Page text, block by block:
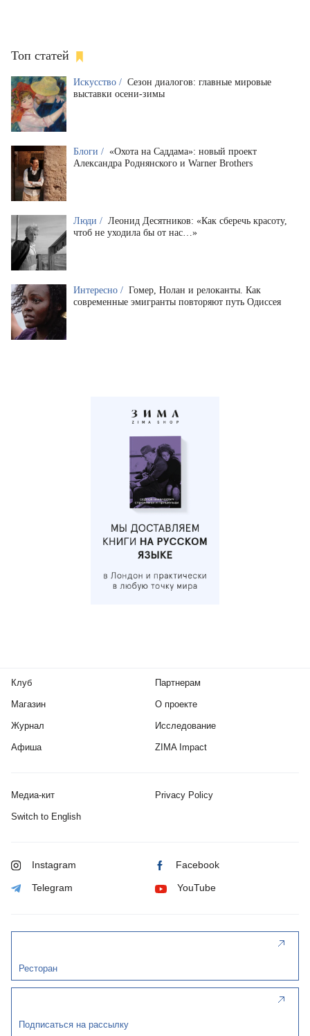
Топ статей
Искусство / Сезон диалогов: главные мировые
выставки осени-зимы
Блоги / «Охота на Саддама»: новый проект
Александра Роднянского и Warner Brothers
Люди / Леонид Десятников: «Как сберечь красоту,
чтоб не уходила бы от нас…»
Интересно / Гомер, Нолан и релоканты. Как
современные эмигранты повторяют путь Одиссея
Клуб
Магазин
Журнал
Афиша
Партнерам
О проекте
Исследование
ZIMA Impact
Медиа-кит Privacy Policy
Switch to English
Instagram Facebook
Telegram YouTube
Ресторан
Подписаться на рассылку